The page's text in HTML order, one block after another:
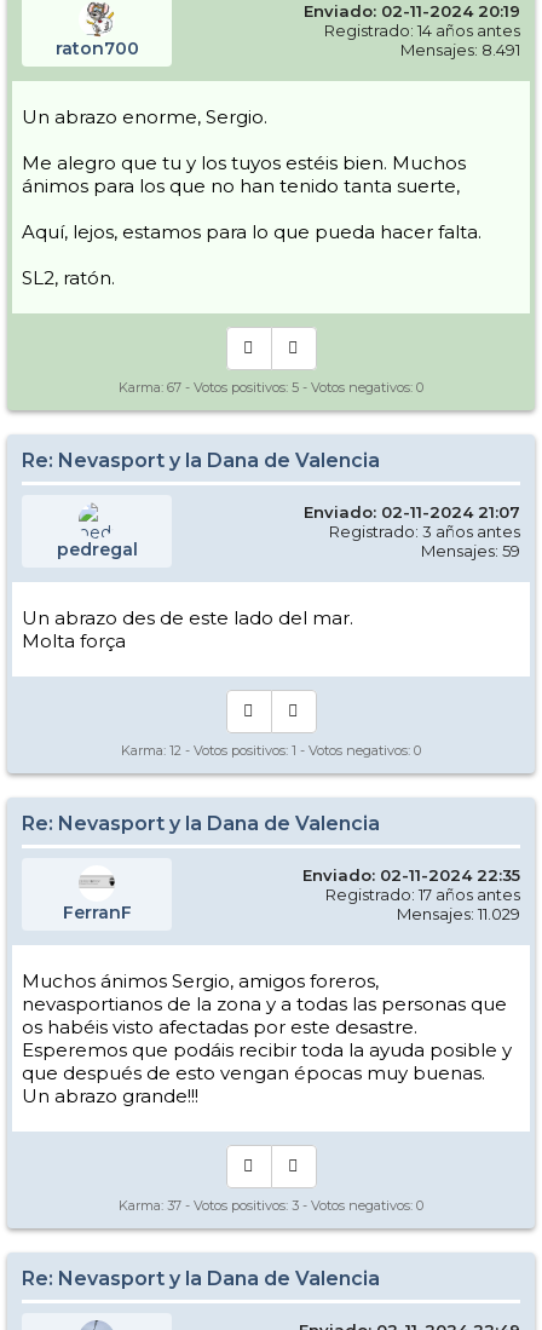
raton700
Enviado: 02-11-2024 20:19
Registrado: 14 años antes
Mensajes: 8.491
Un abrazo enorme, Sergio.
Me alegro que tu y los tuyos estéis bien. Muchos
ánimos para los que no han tenido tanta suerte,
Aquí, lejos, estamos para lo que pueda hacer falta.
SL2, ratón.
Karma: 67 - Votos positivos: 5 - Votos negativos: 0
Re: Nevasport y la Dana de Valencia
pedregal
Enviado: 02-11-2024 21:07
Registrado: 3 años antes
Mensajes: 59
Un abrazo des de este lado del mar.
Molta força
Karma: 12 - Votos positivos: 1 - Votos negativos: 0
Re: Nevasport y la Dana de Valencia
FerranF
Enviado: 02-11-2024 22:35
Registrado: 17 años antes
Mensajes: 11.029
Muchos ánimos Sergio, amigos foreros,
nevasportianos de la zona y a todas las personas que
os habéis visto afectadas por este desastre.
Esperemos que podáis recibir toda la ayuda posible y
que después de esto vengan épocas muy buenas.
Un abrazo grande!!!
Karma: 37 - Votos positivos: 3 - Votos negativos: 0
Re: Nevasport y la Dana de Valencia